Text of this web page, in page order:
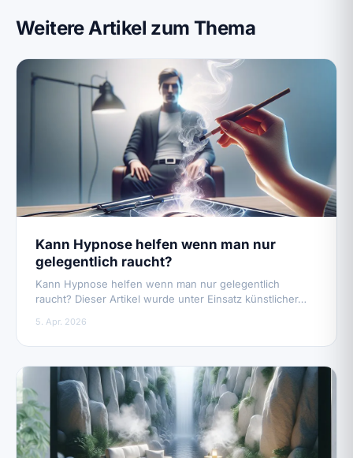
Weitere Artikel zum Thema
Kann Hypnose helfen wenn man nur
gelegentlich raucht?
Kann Hypnose helfen wenn man nur gelegentlich
raucht? Dieser Artikel wurde unter Einsatz künstlicher…
5. Apr. 2026